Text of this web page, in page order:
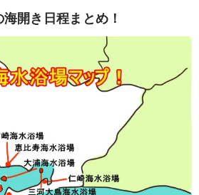
開き日程まとめ！